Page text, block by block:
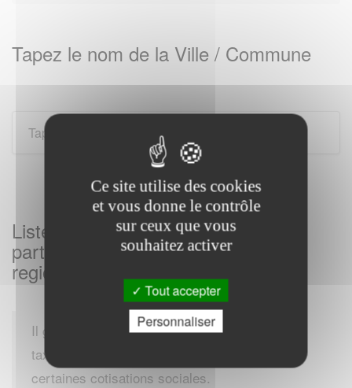
Tapez le nom de la Ville / Commune
Listes des Services des impôts aux
particuliers sur ARGANCON et sa
region
Il gère également les impôts locaux, comme la
taxe d'habitation et la taxe foncière, ainsi que
certaines cotisations sociales.
Ce site utilise des cookies
et vous donne le contrôle
sur ceux que vous
souhaitez activer
Tout accepter
Personnaliser